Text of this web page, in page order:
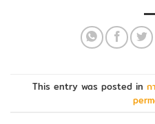
This entry was posted in ก